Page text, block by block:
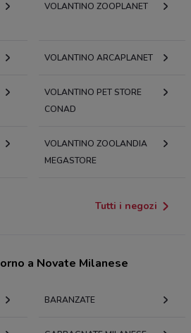
VOLANTINO ZOOPLANET
VOLANTINO ARCAPLANET
VOLANTINO PET STORE
CONAD
VOLANTINO ZOOLANDIA
MEGASTORE
Tutti i negozi
a Novate Milanese
BARANZATE